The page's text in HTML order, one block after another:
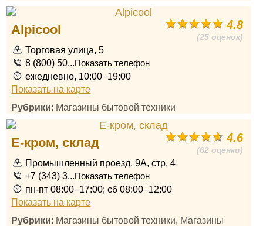
4.8
(25 оценок)
Alpicool
Торговая улица, 5
8 (800) 50...Показать телефон
ежедневно, 10:00–19:00
Показать на карте
Рубрики: Магазины бытовой техники
4.6
(62 оценки)
Е-кром, склад
Промышленный проезд, 9А, стр. 4
+7 (343) 3...Показать телефон
пн-пт 08:00–17:00; сб 08:00–12:00
Показать на карте
Рубрики: Магазины бытовой техники, Магазины